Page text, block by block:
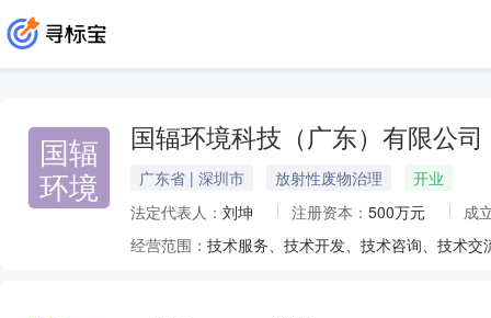
国辐
环境
国辐环境科技（广东）有限公司
广东省 | 深圳市 放射性废物治理
开业
法定代表人： 刘坤 注册资本： 500万元
成
经营范围：